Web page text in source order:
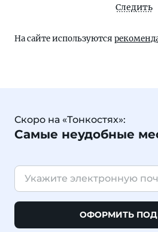
Следить
На сайте используются
Скоро на «Тонкостях»:
Самые неудобные
ОФОРМИТЬ